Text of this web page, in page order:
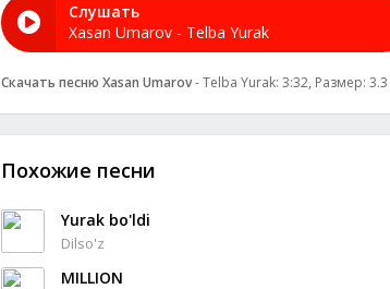
Слушать
Xasan Umarov - Telba Yurak
Скачать песню Xasan Umarov- Telba Yurak: 3:32, Размер: 3.3
Похожие песни
Yurak bo'ldi
Dilso'z
MILLION